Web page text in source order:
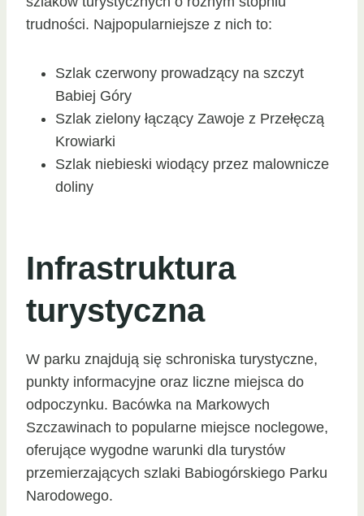
trudności. Najpopularniejsze z nich to:
Szlak czerwony prowadzący na szczyt
Babiej Góry
Szlak zielony łączący Zawoje z Przełęczą
Krowiarki
Szlak niebieski wiodący przez malownicze
doliny
Infrastruktura
turystyczna
W parku znajdują się schroniska turystyczne,
punkty informacyjne oraz liczne miejsca do
odpoczynku. Bacówka na Markowych
Szczawinach to popularne miejsce noclegowe,
oferujące wygodne warunki dla turystów
przemierzających szlaki Babiogórskiego Parku
Narodowego.